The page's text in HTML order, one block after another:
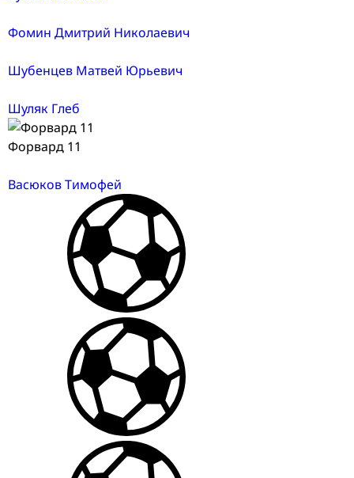
Фомин Дмитрий Николаевич
Шубенцев Матвей Юрьевич
Шуляк Глеб
Форвард 11
Васюков Тимофей